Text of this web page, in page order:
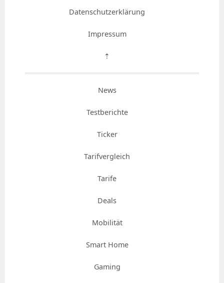
Datenschutzerklärung
Impressum
⇡
News
Testberichte
Ticker
Tarifvergleich
Tarife
Deals
Mobilität
Smart Home
Gaming